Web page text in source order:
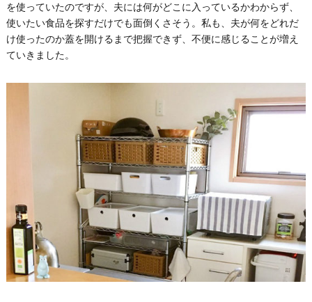
を使っていたのですが、夫には何がどこに入っているかわからず、
使いたい食品を探すだけでも面倒くさそう。私も、夫が何をどれだ
け使ったのか蓋を開けるまで把握できず、不便に感じることが増え
ていきました。